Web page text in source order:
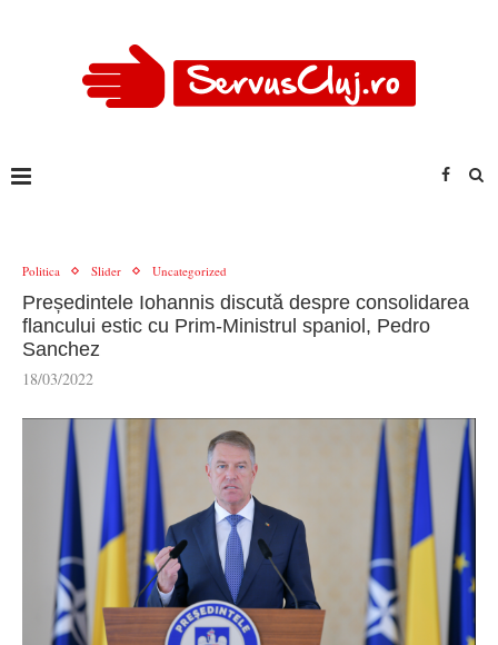
Politica Slider Uncategorized
Președintele Iohannis discută despre consolidarea
flancului estic cu Prim-Ministrul spaniol, Pedro
Sanchez
18/03/2022